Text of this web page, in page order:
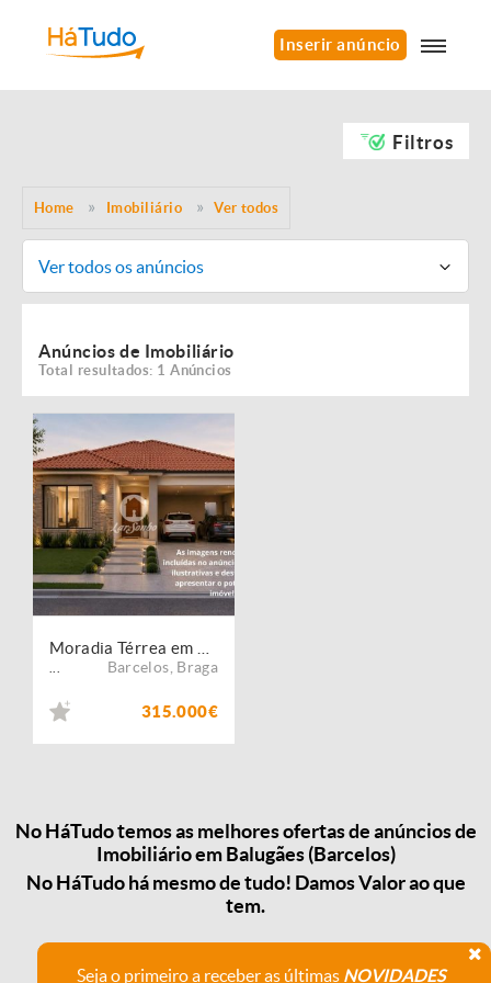
Inserir anúncio
Filtros
Home Imobiliário Ver todos
Ver todos os anúncios
Anúncios de Imobiliário
Total resultados: 1 Anúncios
Barcelos Braga
315.000€
No HáTudo temos as melhores ofertas de anúncios de
Imobiliário em Balugães (Barcelos)
No HáTudo há mesmo de tudo! Damos Valor ao que
tem.
Seja o primeiro a receber as últimas NOVIDADES